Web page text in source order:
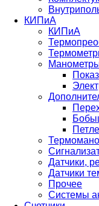
КИПиА
КИПиА
Датчики,
Датчики
Прочее
Системы